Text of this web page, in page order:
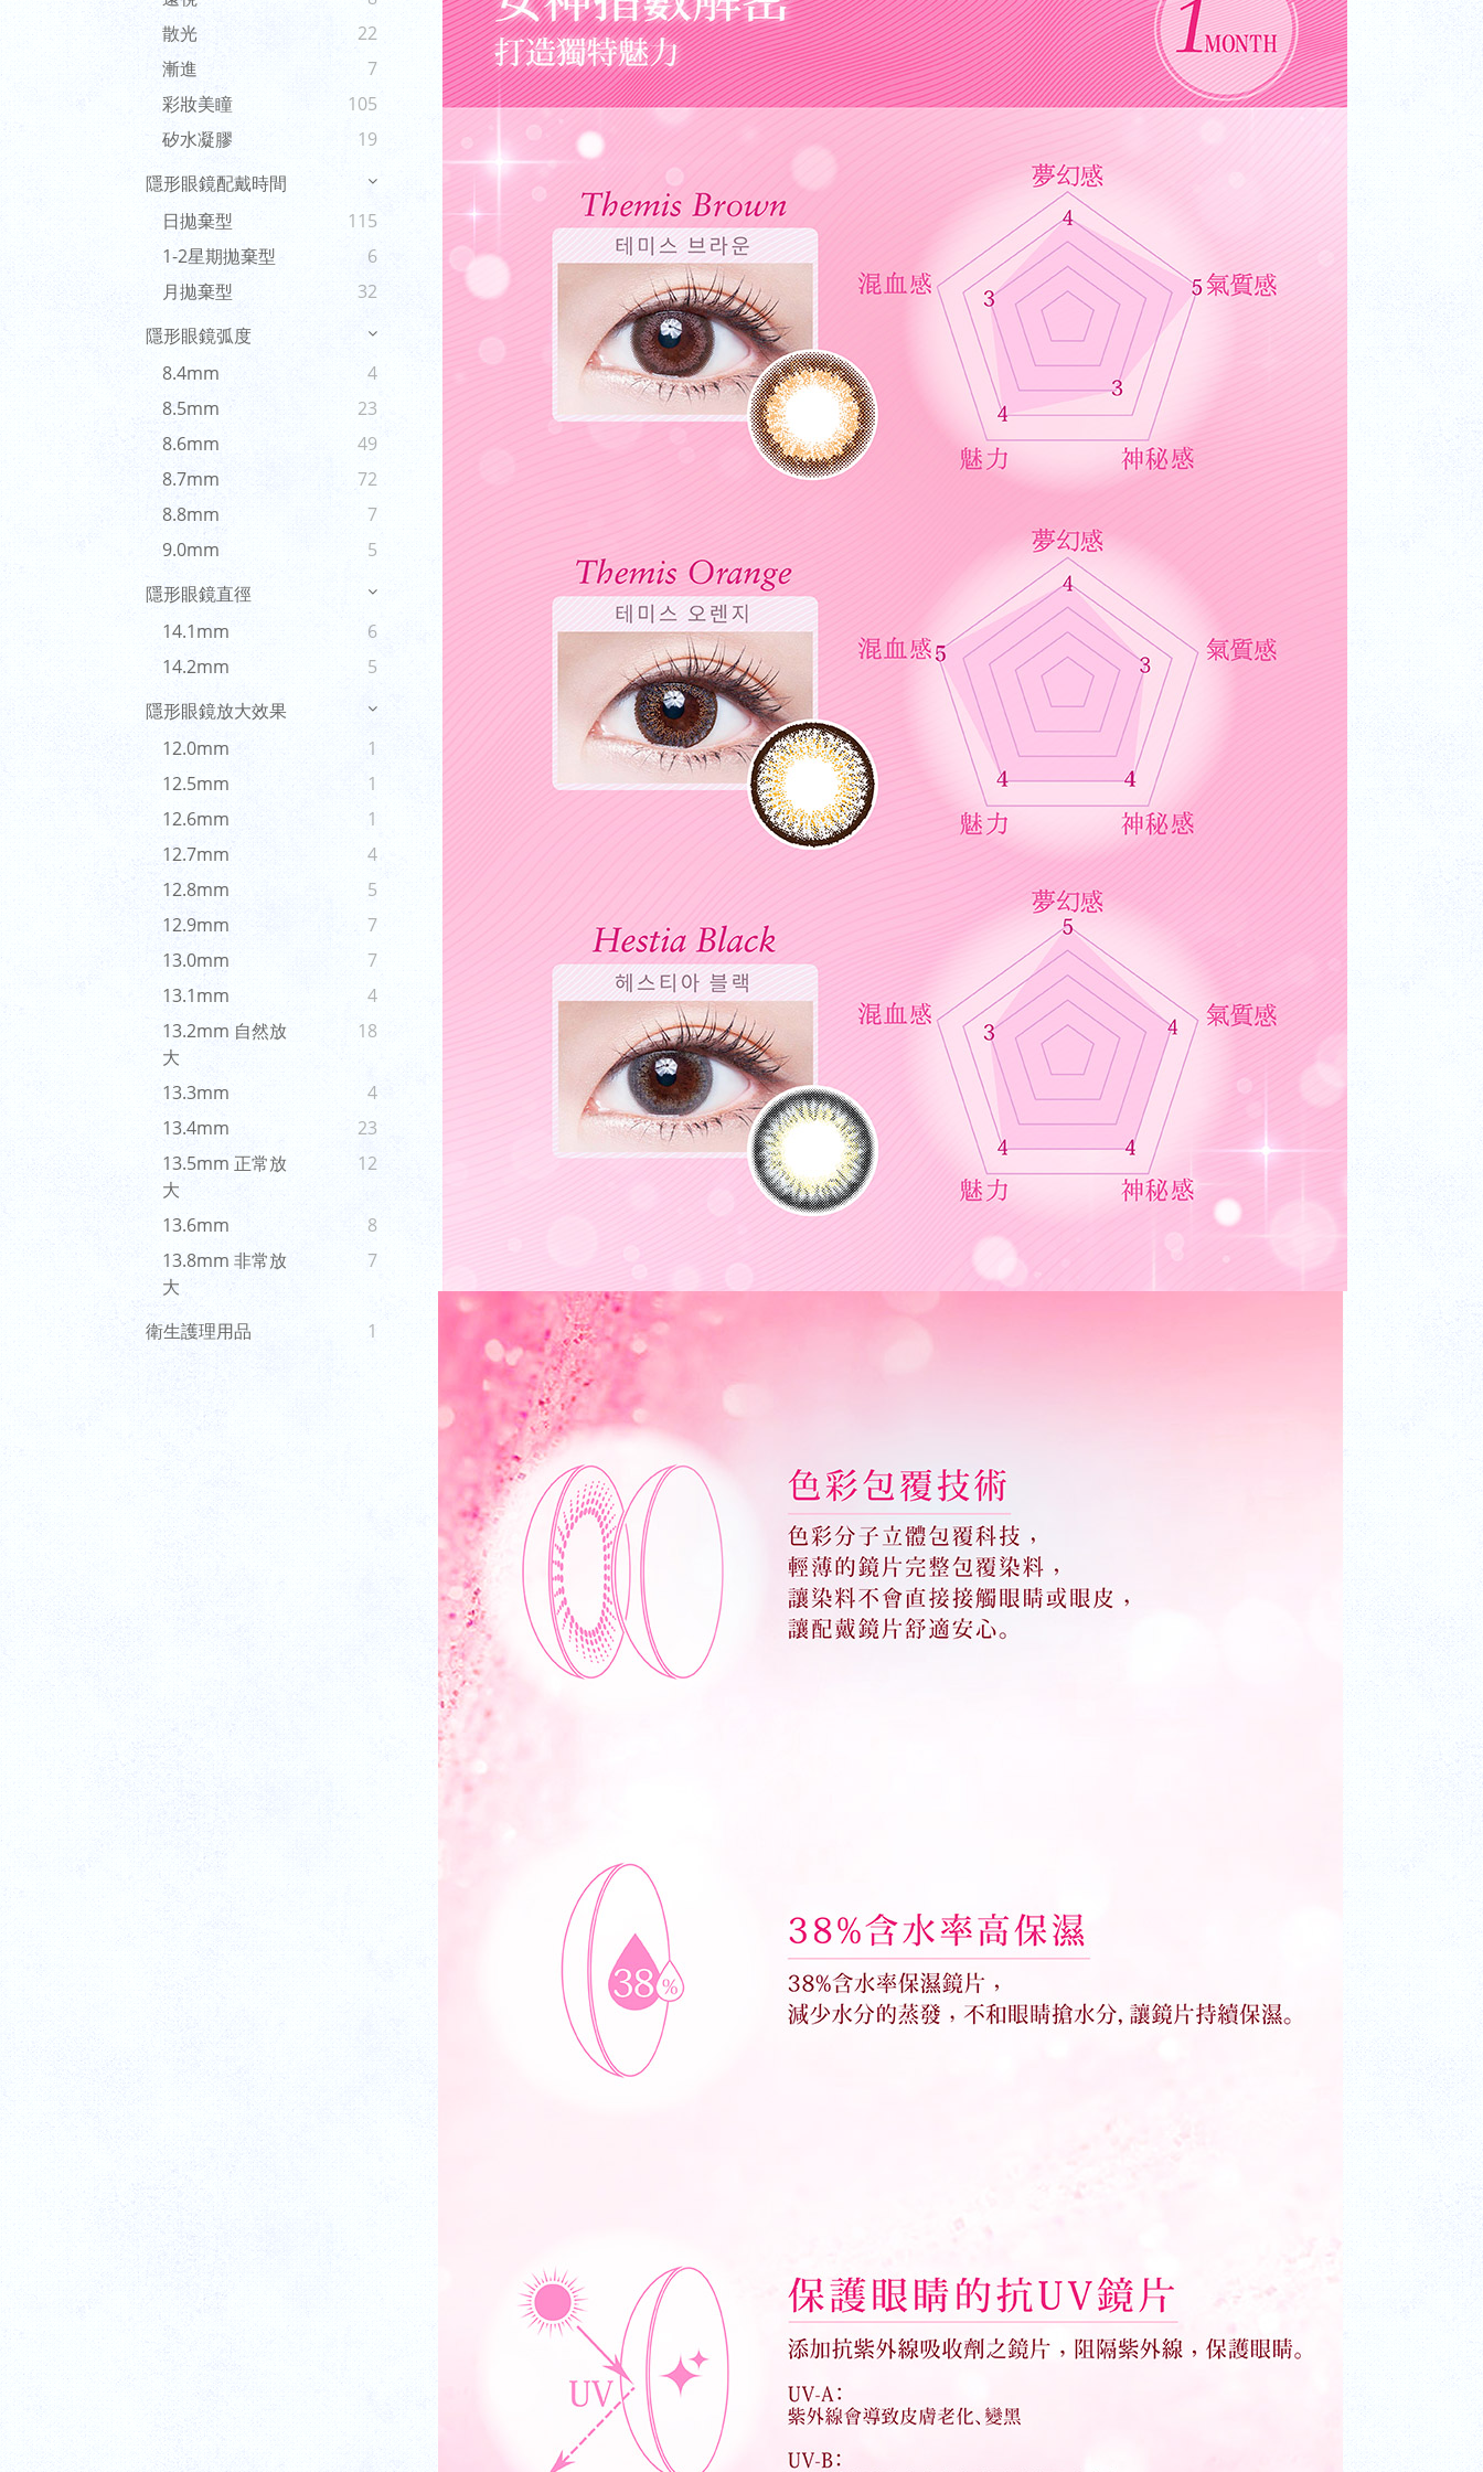
散光
22
漸進
7
彩妝美瞳
105
矽水凝膠
19
隱形眼鏡配戴時間
日拋棄型
115
1-2星期拋棄型
6
月拋棄型
32
隱形眼鏡弧度
8.4mm
4
8.5mm
23
8.6mm
49
8.7mm
72
8.8mm
7
9.0mm
5
隱形眼鏡直徑
14.1mm
6
14.2mm
5
隱形眼鏡放大效果
12.0mm
1
12.5mm
1
12.6mm
1
12.7mm
4
12.8mm
5
12.9mm
7
13.0mm
7
13.1mm
4
13.2mm 自然放
大
18
13.3mm
4
13.4mm
23
13.5mm 正常放
大
12
13.6mm
8
13.8mm 非常放
大
7
衛生護理用品 1